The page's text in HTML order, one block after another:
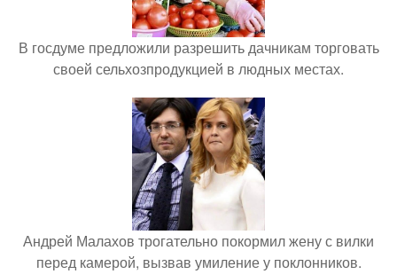
В госдуме предложили разрешить дачникам торговать
своей сельхозпродукцией в людных местах.
Андрей Малахов трогательно покормил жену с вилки
перед камерой, вызвав умиление у поклонников.